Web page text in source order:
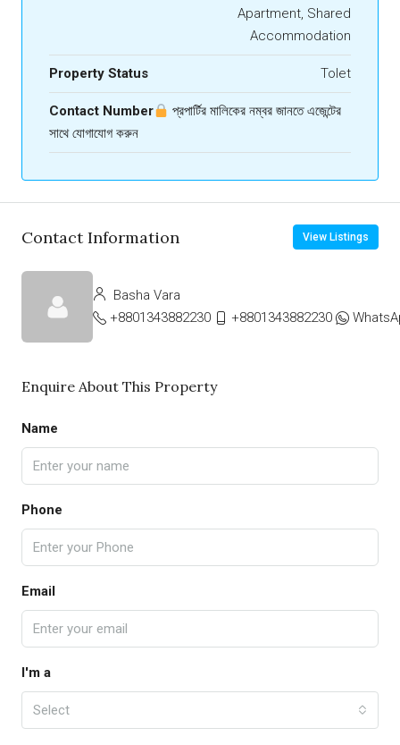
Apartment, Shared
Accommodation
Property Status Tolet
Contact Number
প্রপার্টির মালিকের নম্বর জানতে এজেন্টের
সাথে যোগাযোগ করুন
Contact Information View Listings
Basha Vara
+8801343882230
+8801343882230
Enquire About This Property
Name
Phone
Email
I'm a
Select